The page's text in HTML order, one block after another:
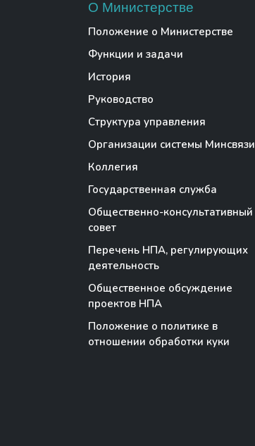
О Министерстве
Положение о Министерстве
Функции и задачи
История
Руководство
Структура управления
Организации системы Минсвязи
Коллегия
Государственная служба
Общественно-консультативный
совет
Перечень НПА, регулирующих
деятельность
Общественное обсуждение
проектов НПА
Положение о политике в
отношении обработки куки